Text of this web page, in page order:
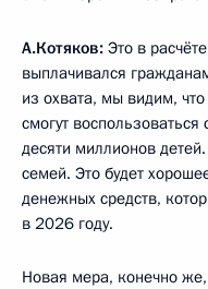
А.Котяков: Это в
выплачивался
из охвата, мы видим,
смогут
десяти миллионов
семей. Это будет
денежных средств,
в 2026 году.
Новая мера, конечно